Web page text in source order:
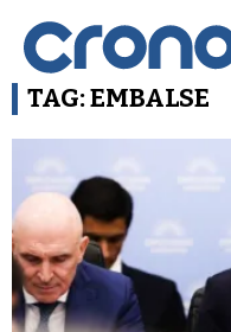
TAG: EMBALSE